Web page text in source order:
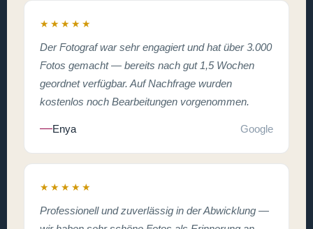
★★★★★
Der Fotograf war sehr engagiert und hat über 3.000
Fotos gemacht — bereits nach gut 1,5 Wochen
geordnet verfügbar. Auf Nachfrage wurden
kostenlos noch Bearbeitungen vorgenommen.
Enya Google
★★★★★
Professionell und zuverlässig in der Abwicklung —